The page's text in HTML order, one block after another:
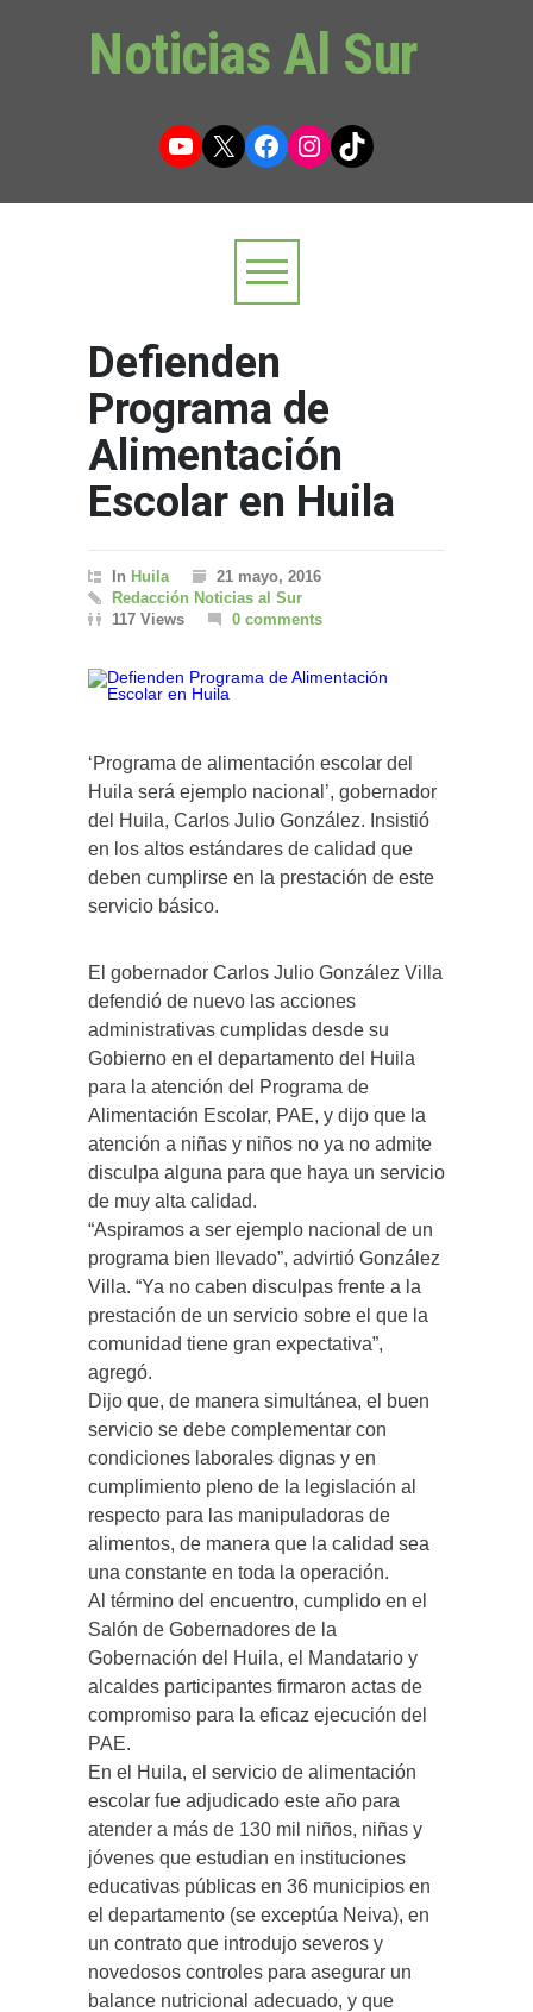
Noticias Al Sur
YouTube
X Facebook
Instagram
TikTok
Defienden
Programa de
Alimentación
Escolar en Huila
In Huila
21 mayo, 2016
Redacción Noticias al Sur
117 Views
0 comments
‘Programa de alimentación escolar del
Huila será ejemplo nacional’, gobernador
del Huila, Carlos Julio González. Insistió
en los altos estándares de calidad que
deben cumplirse en la prestación de este
servicio básico.
El gobernador Carlos Julio González Villa
defendió de nuevo las acciones
administrativas cumplidas desde su
Gobierno en el departamento del Huila
para la atención del Programa de
Alimentación Escolar, PAE, y dijo que la
atención a niñas y niños no ya no admite
disculpa alguna para que haya un servicio
de muy alta calidad.
“Aspiramos a ser ejemplo nacional de un
programa bien llevado”, advirtió González
Villa. “Ya no caben disculpas frente a la
prestación de un servicio sobre el que la
comunidad tiene gran expectativa”,
agregó.
Dijo que, de manera simultánea, el buen
servicio se debe complementar con
condiciones laborales dignas y en
cumplimiento pleno de la legislación al
respecto para las manipuladoras de
alimentos, de manera que la calidad sea
una constante en toda la operación.
Al término del encuentro, cumplido en el
Salón de Gobernadores de la
Gobernación del Huila, el Mandatario y
alcaldes participantes firmaron actas de
compromiso para la eficaz ejecución del
PAE.
En el Huila, el servicio de alimentación
escolar fue adjudicado este año para
atender a más de 130 mil niños, niñas y
jóvenes que estudian en instituciones
educativas públicas en 36 municipios en
el departamento (se exceptúa Neiva), en
un contrato que introdujo severos y
novedosos controles para asegurar un
balance nutricional adecuado, y que